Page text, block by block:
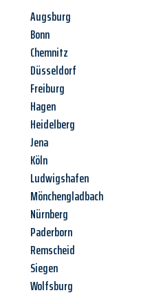
Augsburg
Bonn
Chemnitz
Düsseldorf
Freiburg
Hagen
Heidelberg
Jena
Köln
Ludwigshafen
Mönchengladbach
Nürnberg
Paderborn
Remscheid
Siegen
Wolfsburg